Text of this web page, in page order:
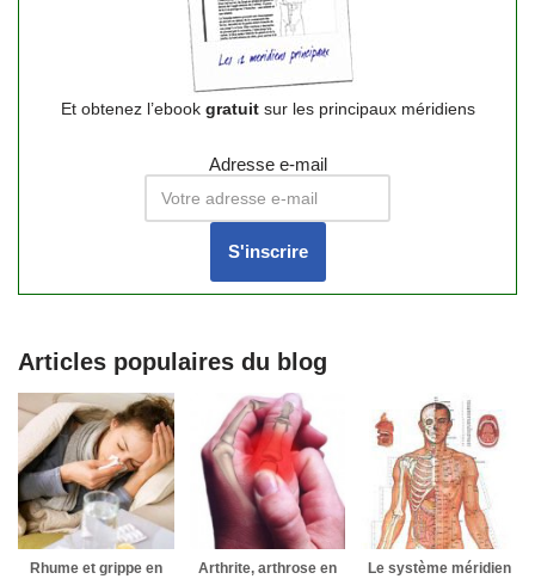
Et obtenez l’ebook gratuitsur les principaux méridiens
Adresse e-mail
Articles populaires du blog
Rhume et grippe en
Arthrite, arthrose en
Le système méridien